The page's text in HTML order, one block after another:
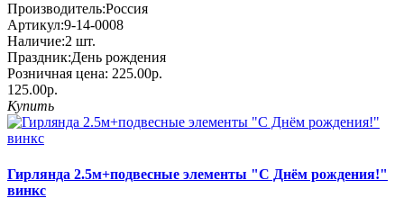
Производитель:Россия
Артикул:9-14-0008
Наличие:2 шт.
Праздник:День рождения
Розничная цена: 225.00р.
125.00р.
Купить
Гирлянда 2.5м+подвесные элементы "С Днём рождения!"
винкс